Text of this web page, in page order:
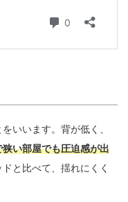
いいます。背が低く、
い部屋でも圧迫感が出
と比べて、揺れにくく